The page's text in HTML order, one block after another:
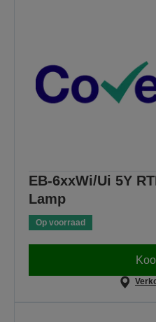
EB-6xxWi/Ui 5Y
Lamp
Op voorraad